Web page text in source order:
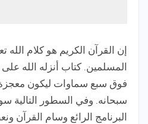
إن القرآن الكريم هو كلام الله
المسلمين. كتاب أنزله الله
فوق سبع سماوات ليكون
سبحانه. وفي السطور
البرنامج الرائع وسام القرآن